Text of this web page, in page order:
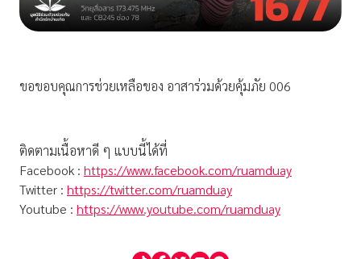
ขอขอบคุณการช่วยเหลือของ อาสาร่วมด้วยคุ้มภัย 006
ติดตามเนื้อหาดี ๆ แบบนี้ได้ที่
Facebook : https://www.facebook.com/ruamduay
Twitter : https://twitter.com/ruamduay
Youtube : https://www.youtube.com/ruamduay